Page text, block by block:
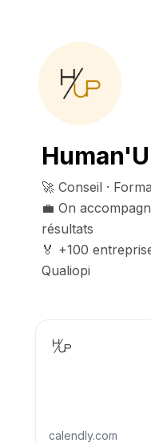
🚀 Conseil ·
💼 On
résultats
🏅 +100
Qualiopi
calendly.com